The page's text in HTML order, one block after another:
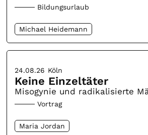
Bildungsurlaub
Michael Heidemann
24.08.26 Köln
Keine Einzeltäter
Misogynie und radikalisierte
Vortrag
Maria Jordan